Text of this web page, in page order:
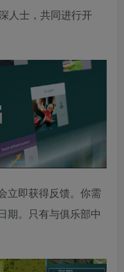
人士，共同进行开
立即获得反馈。你需
期。只有与俱乐部中